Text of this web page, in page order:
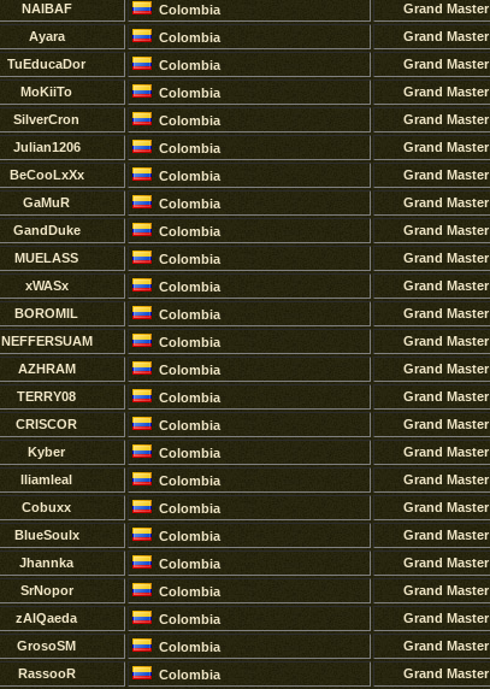
NAIBAF Colombia Grand Master
Ayara Colombia Grand Master
TuEducaDor Colombia Grand Master
MoKiiTo Colombia Grand Master
SilverCron Colombia Grand Master
Julian1206 Colombia Grand Master
BeCooLxXx Colombia Grand Master
GaMuR Colombia Grand Master
GandDuke Colombia Grand Master
MUELASS Colombia Grand Master
xWASx Colombia Grand Master
BOROMIL Colombia Grand Master
NEFFERSUAM Colombia Grand Master
AZHRAM Colombia Grand Master
TERRY08 Colombia Grand Master
CRISCOR Colombia Grand Master
Kyber Colombia Grand Master
lliamleal Colombia Grand Master
Cobuxx Colombia Grand Master
BlueSoulx Colombia Grand Master
Jhannka Colombia Grand Master
SrNopor Colombia Grand Master
zAlQaeda Colombia Grand Master
GrosoSM Colombia Grand Master
RassooR Colombia Grand Master